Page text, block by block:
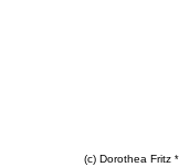
(c) Dorothea Fritz